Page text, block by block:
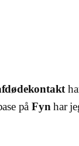
på Fyn har